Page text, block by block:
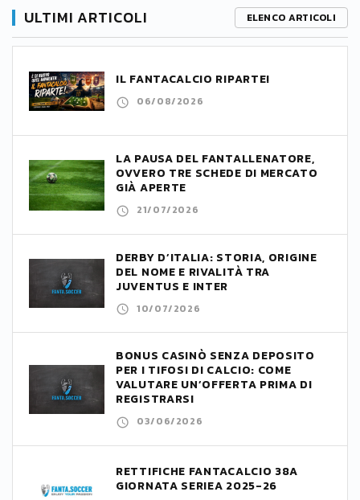
ULTIMI ARTICOLI ELENCO ARTICOLI
IL FANTACALCIO RIPARTE!
06/08/2026
LA PAUSA DEL FANTALLENATORE,
OVVERO TRE SCHEDE DI MERCATO
GIÀ APERTE
21/07/2026
DERBY D’ITALIA: STORIA, ORIGINE
DEL NOME E RIVALITÀ TRA
JUVENTUS E INTER
10/07/2026
BONUS CASINÒ SENZA DEPOSITO
PER I TIFOSI DI CALCIO: COME
VALUTARE UN’OFFERTA PRIMA DI
REGISTRARSI
03/06/2026
RETTIFICHE FANTACALCIO 38A
GIORNATA SERIEA 2025-26